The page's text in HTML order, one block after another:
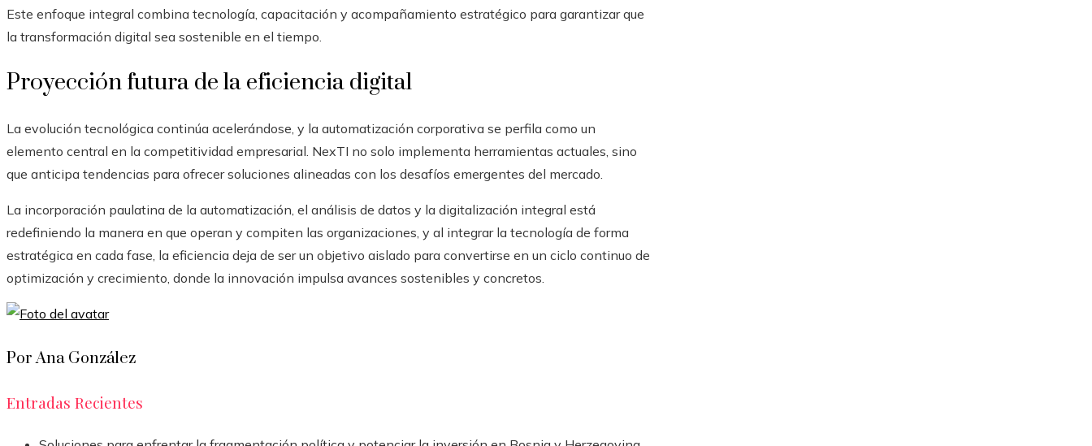
Este enfoque integral combina tecnología, capacitación y acompañamiento estratégico para garantizar que
la transformación digital sea sostenible en el tiempo.
Proyección futura de la eficiencia digital
La evolución tecnológica continúa acelerándose, y la automatización corporativa se perfila como un
elemento central en la competitividad empresarial. NexTI no solo implementa herramientas actuales, sino
que anticipa tendencias para ofrecer soluciones alineadas con los desafíos emergentes del mercado.
La incorporación paulatina de la automatización, el análisis de datos y la digitalización integral está
redefiniendo la manera en que operan y compiten las organizaciones, y al integrar la tecnología de forma
estratégica en cada fase, la eficiencia deja de ser un objetivo aislado para convertirse en un ciclo continuo de
optimización y crecimiento, donde la innovación impulsa avances sostenibles y concretos.
Por Ana González
Entradas Recientes